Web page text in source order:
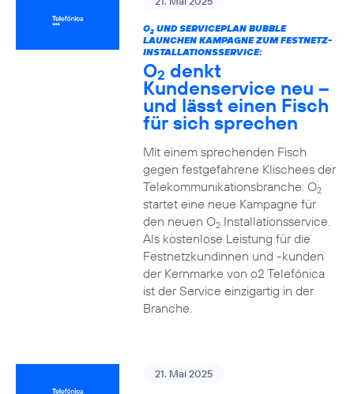
O2UND SERVICEPLAN BUBBLE
LAUNCHEN KAMPAGNE ZUM FESTNETZ-
INSTALLATIONSSERVICE:
O2 denkt
Kundenservice neu –
und lässt einen Fisch
für sich sprechen
Mit einem sprechenden Fisch
gegen festgefahrene Klischees der
Telekommunikationsbranche: O2
startet eine neue Kampagne für
den neuen O2Installationsservice.
Als kostenlose Leistung für die
Festnetzkundinnen und -kunden
der Kernmarke von o2 Telefónica
ist der Service einzigartig in der
Branche.
21. Mai 2025